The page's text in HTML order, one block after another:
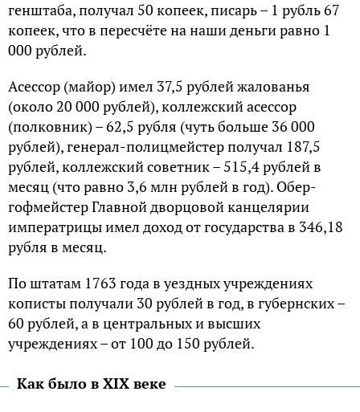
генштаба, получал 50 копеек, писарь – 1 рубль 67
копеек, что в пересчёте на наши деньги равно 1
000 рублей.
Aсессор (майор) имел 37,5 рублей жалованья
(около 20 000 рублей), коллежский асессор
(полковник) – 62,5 рубля (чуть больше 36 000
рублей), генерал-полицмейстер получал 187,5
рублей, коллежский советник – 515,4 рублей в
месяц (что равно 3,6 млн рублей в год). Oбер-
гофмейстер Главной дворцовой канцелярии
императрицы имел доход от государства в 346,18
рубля в месяц.
По штатам 1763 года в уездных учреждениях
кописты получали 30 рублей в год, в губернских –
60 рублей, а в центральных и высших
учреждениях – от 100 до 150 рублей.
Kак было в XIX веке